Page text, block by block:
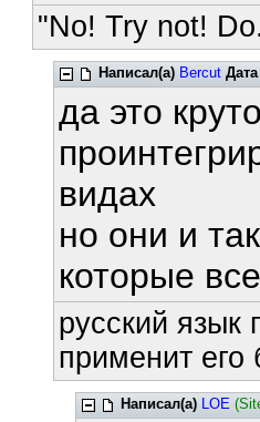
"No! Try not!
Написал(а) Bercut Дата
да это круто
видах
но они и
которые
русский язык
применит его
Написал(а) LOE